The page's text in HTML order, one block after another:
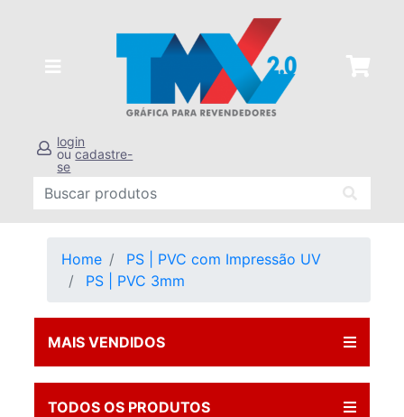
login
oucadastre-
se
Home
PS | PVC com Impressão UV
PS | PVC 3mm
MAIS VENDIDOS
TODOS OS PRODUTOS